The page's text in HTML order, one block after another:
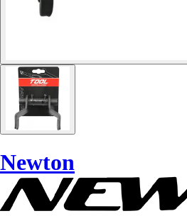
Newton